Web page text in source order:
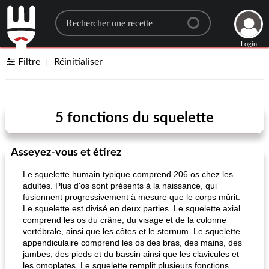
Search for a recipe
Login
Filtre Réinitialiser
5 fonctions du squelette
Asseyez-vous et étirez
Le squelette humain typique comprend 206 os chez les
adultes. Plus d'os sont présents à la naissance, qui
fusionnent progressivement à mesure que le corps mûrit.
Le squelette est divisé en deux parties. Le squelette axial
comprend les os du crâne, du visage et de la colonne
vertébrale, ainsi que les côtes et le sternum. Le squelette
appendiculaire comprend les os des bras, des mains, des
jambes, des pieds et du bassin ainsi que les clavicules et
les omoplates. Le squelette remplit plusieurs fonctions